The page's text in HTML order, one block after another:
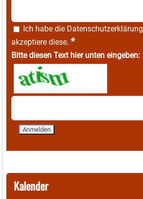
Ich habe die Datenschutzerklärung
akzeptiere diese. *
Bitte diesen Text hier unten eingeben:
Kalender